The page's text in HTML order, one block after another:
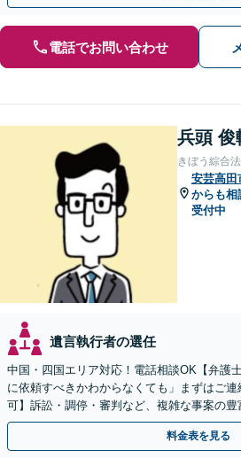
電話でお問い合わせ
兵頭 俊
きぼう綜合
安芸高田
からも相
受付中
遺言執行者の選任
中国・四国エリア対応！電話相談OK【弁護
に依頼すべきかわからなくても」まずはご
可】訴訟・調停・審判など、複雑な事案の
相談無料】初回面談のみで解決できるケース
料金表を見る